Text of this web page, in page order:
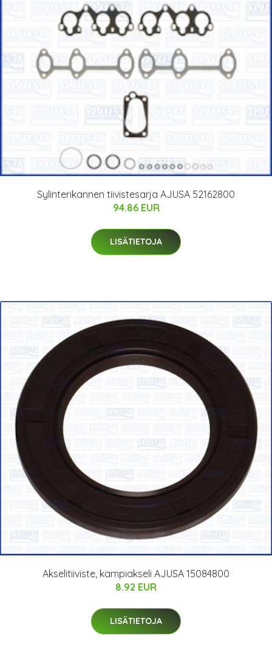
Sylinterikannen tiivistesarja AJUSA 52162800
94.86 EUR
LISÄTIETOJA
Akselitiiviste, kampiakseli AJUSA 15084800
8.92 EUR
LISÄTIETOJA